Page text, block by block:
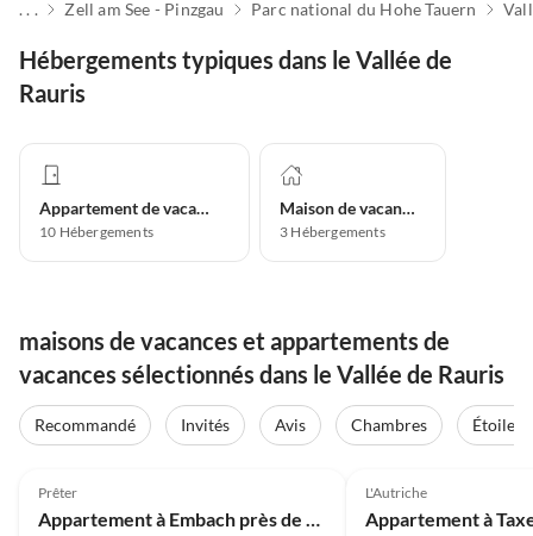
. . . Zell am See - Pinzgau Parc national du Hohe Tauern
Hébergements typiques dans le Vallée de
Rauris
Appartement de vacances
10 Hébergements
Maison de vacances
3 Hébergements
maisons de vacances et appartements de
vacances sélectionnés dans le Vallée de Rauris
Recommandé Invités Avis Chambres
Étoiles
Prêter L'Autriche